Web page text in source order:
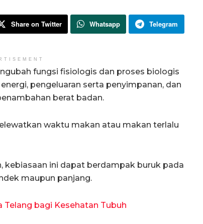
Share on Twitter Whatsapp Telegram
fungsi fisiologis dan proses biologis
pengeluaran serta penyimpanan, dan
berat badan.
waktu makan atau makan terlalu
kebiasaan ini dapat berdampak buruk pada
maupun panjang.
bagi Kesehatan Tubuh